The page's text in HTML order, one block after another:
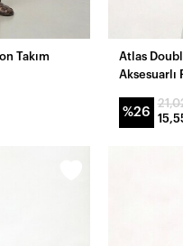
Takım
Atlas
Aksesuarlı
%26